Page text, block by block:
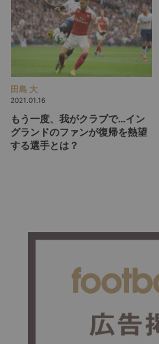
田島 大
2021.01.16
もう一度、我がクラブで…イン
グランドのファンが復帰を熱望
する選手とは？